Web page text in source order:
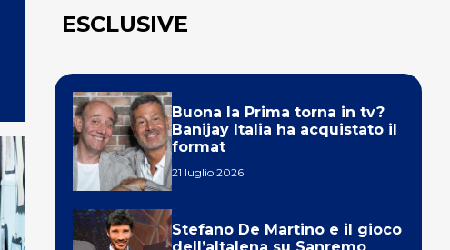
ESCLUSIVE
Buona la Prima torna in tv?
Banijay Italia ha acquistato il
format
21 luglio 2026
Stefano De Martino e il gioco
dell’altalena su Sanremo